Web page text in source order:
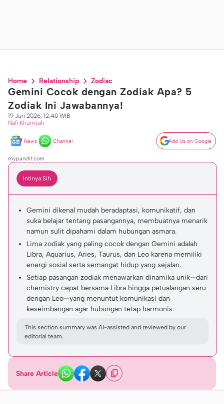
Home Relationship Zodiac
Gemini Cocok dengan Zodiak Apa? 5
Zodiak Ini Jawabannya!
19 Jun 2026, 12:40 WIB
Nafi Khoiriyah
News Channel Add Us on Google
mypandit.com
Intinya Sih
Gemini dikenal mudah beradaptasi, komunikatif, dan
suka belajar tentang pasangannya, membuatnya menarik
namun sulit dipahami dalam hubungan asmara.
Lima zodiak yang paling cocok dengan Gemini adalah
Libra, Aquarius, Aries, Taurus, dan Leo karena memiliki
energi sosial serta semangat hidup yang sejalan.
Setiap pasangan zodiak menawarkan dinamika unik—dari
chemistry cepat bersama Libra hingga petualangan seru
dengan Leo—yang menuntut komunikasi dan
keseimbangan agar hubungan tetap harmonis.
This section summary was AI-assisted and reviewed by our
editorial team.
Share Article